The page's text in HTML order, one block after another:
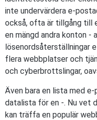
inte undervärdera e-
också, ofta är tillgång
en mängd andra konton -
lösenordsåterställningar
flera webbplatser och
och cyberbrottslingar,
Även bara en lista med
datalista för en -. Nu vet
kan träffa en populär